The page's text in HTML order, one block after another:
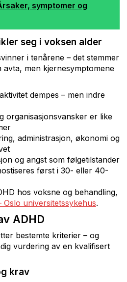
symptomer og
seg i voksen alder
i tenårene – det stemmer
men kjernesymptomene
dempes – men indre
organisasjonsvansker er like
administrasjon, økonomi og
og angst som følgetilstander
først i 30- eller 40-
hos voksne og behandling,
universitetssykehus.
ADHD
bestemte kriterier – og
vurdering av en kvalifisert
krav